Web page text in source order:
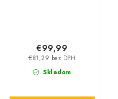
Skladom
€81,29 bez DPH
€99,99